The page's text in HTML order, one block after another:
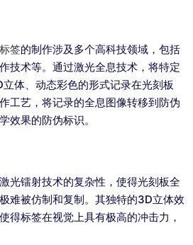
签的制作涉及多个高科技领域，包括
技术等。通过激光全息技术，将特定
体、动态彩色的形式记录在光刻板
工艺，将记录的全息图像转移到防伪
效果的防伪标识。
光镭射技术的复杂性，使得光刻板全
难被仿制和复制。其独特的3D立体效
得标签在视觉上具有极高的冲击力，